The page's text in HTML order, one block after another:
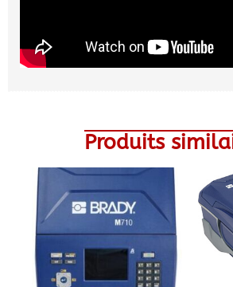
Produits